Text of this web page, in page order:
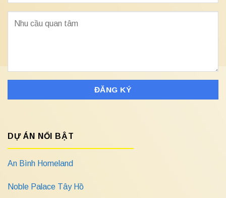
DỰ ÁN NỔI BẬT
An Bình Homeland
Noble Palace Tây Hồ